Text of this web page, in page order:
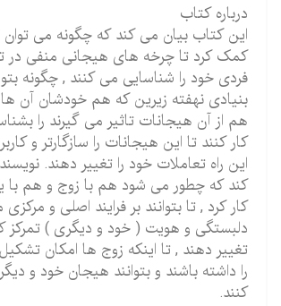
درباره کتاب
این کتاب بیان می کند که چگونه می توان به
کمک کرد تا چرخه های هیجانی منفی در
فردی خود را شناسایی می کنند , چگونه
بنیادی نهفته زیرین که هم خودشان آن ها را
هم از آن هیجانات تاثیر می گیرند را
کار کنند تا این هیجانات را سازگارتر و کاربردی
این راه تعاملات خود را تغییر دهند.
کند که چطور می شود هم با زوج و هم با یکی
کار کرد , تا بتوانند بر فرایند اصلی و مرکزی
دلبستگی و هویت ( خود و دیگری ) تمرکز کنند
تغییر دهند , تا اینکه زوج ها امکان تشکیل
را داشته باشند و بتوانند هیجان خود و دیگری
کنند.